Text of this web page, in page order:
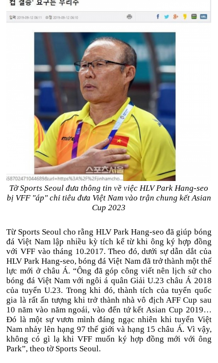
Tờ Sports Seoul đưa thông tin về việc HLV Park Hang-seo
bị VFF "áp" chỉ tiêu đưa Việt Nam vào trận chung kết Asian
Cup 2023
Từ Sports Seoul cho rằng HLV Park Hang-seo đã giúp bóng
đá Việt Nam lập nhiều kỳ tích kể từ khi ông ký hợp đồng
với VFF vào tháng 10.2017. Theo đó, dưới sự dẫn dắt của
HLV Park Hang-seo, bóng đá Việt Nam đã trở thành một thế
lực mới ở châu Á. “Ông đã góp công viết nên lịch sử cho
bóng đá Việt Nam với ngôi á quân Giải U.23 châu Á 2018
của tuyển U.23. Trong khi đó, thành tích của tuyển quốc
gia là rất ấn tượng khi trở thành nhà vô địch AFF Cup sau
10 năm vào năm ngoái, vào đến tứ kết Asian Cup 2019…
Đó là một sự vươn mình đáng ngạc nhiên khi tuyển Việt
Nam nhảy lên hạng 97 thế giới và hạng 15 châu Á. Vì vậy,
không có gì lạ khi VFF muốn ký hợp đồng mới với ông
Park”, theo tờ Sports Seoul.